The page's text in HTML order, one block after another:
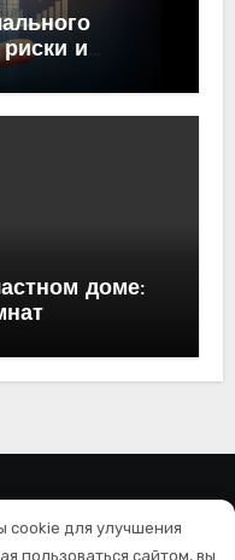
и
доме:
cookie для улучшения
пользоваться сайтом, вы